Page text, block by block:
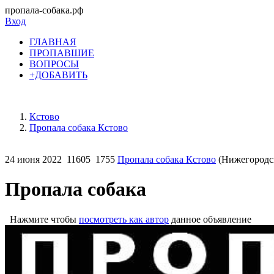
пропала-собака.рф
Вход
ГЛАВНАЯ
ПРОПАВШИЕ
ВОПРОСЫ
+ДОБАВИТЬ
Кстово
Пропала собака Кстово
24 июня 2022 11605 1755 Пропала собака Кстово
Пропала собака
Нажмите чтобы посмотреть как автор данное объявление